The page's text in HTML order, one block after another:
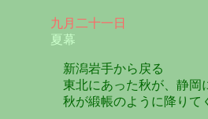
九月二十一日
夏幕
新潟岩手から戻る
東北にあった秋が、静岡
秋が緞帳のように降りて